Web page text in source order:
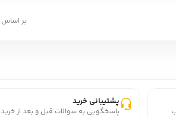
بر اساس 0 نظر
پشتیبانی خرید
پاسخگویی به سوالات قبل و بعد از خرید